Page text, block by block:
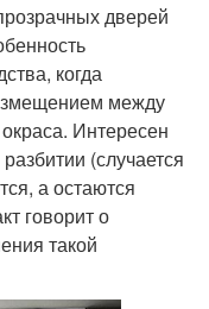
дверей
когда
между
Интересен
(случается
а остаются
говорит о
такой